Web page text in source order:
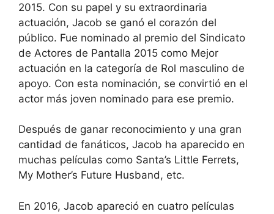
2015. Con su papel y su extraordinaria
actuación, Jacob se ganó el corazón del
público. Fue nominado al premio del Sindicato
de Actores de Pantalla 2015 como Mejor
actuación en la categoría de Rol masculino de
apoyo. Con esta nominación, se convirtió en el
actor más joven nominado para ese premio.
Después de ganar reconocimiento y una gran
cantidad de fanáticos, Jacob ha aparecido en
muchas películas como Santa’s Little Ferrets,
My Mother’s Future Husband, etc.
En 2016, Jacob apareció en cuatro películas